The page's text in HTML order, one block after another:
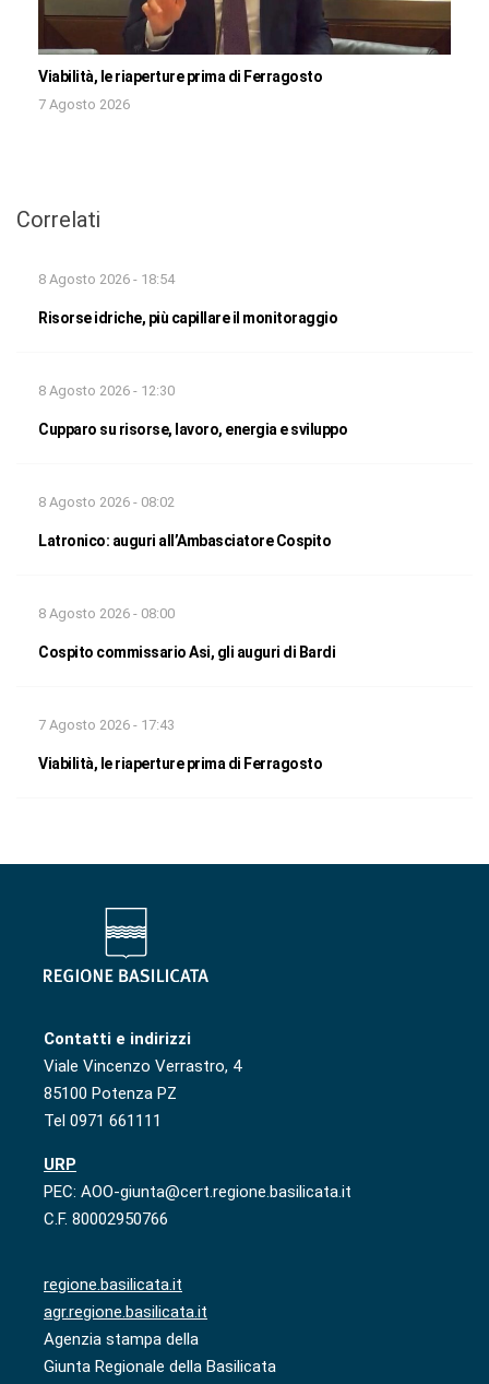
Viabilità, le riaperture prima di Ferragosto
7 Agosto 2026
Correlati
8 Agosto 2026 - 18:54
Risorse idriche, più capillare il monitoraggio
8 Agosto 2026 - 12:30
Cupparo su risorse, lavoro, energia e sviluppo
8 Agosto 2026 - 08:02
Latronico: auguri all’Ambasciatore Cospito
8 Agosto 2026 - 08:00
Cospito commissario Asi, gli auguri di Bardi
7 Agosto 2026 - 17:43
Viabilità, le riaperture prima di Ferragosto
Contatti e indirizzi
Viale Vincenzo Verrastro, 4
85100 Potenza PZ
Tel 0971 661111
URP
PEC: AOO-giunta@cert.regione.basilicata.it
C.F. 80002950766
regione.basilicata.it
agr.regione.basilicata.it
Agenzia stampa della
Giunta Regionale della Basilicata